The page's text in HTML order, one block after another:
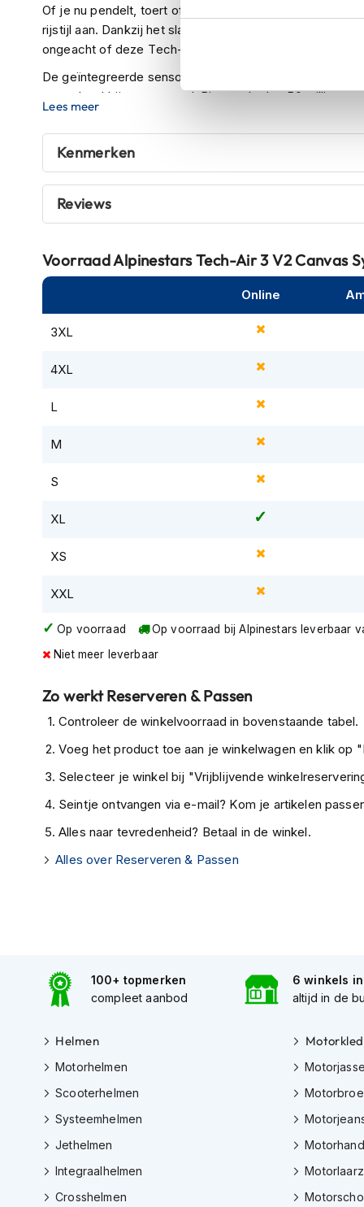
Leren
motorjassen
motorjassen
Gore-
Tex
motorjassen
motorbroeken
motorbroeken
motorbroeken
Waterdichte
motorbroeken
Gore-
motorbroeken
Kevlar
Cargo
Heren
motorpak
Eendelig
motorpak
Tweedelig
motorpak
helmmutsen
Motorsokken
Nekwarmers
windcollars
Verwarmde
Protectie
Of je nu pendelt, toert of lichte off-road avonturen
rijstijl aan. Dankzij het slanke ontwerp draag je het vest
ongeacht of deze Tech-Air® Ready is of niet.
De geïntegreerde sensortechnologie analyseert continu
razendsnel bij een ongeval. Binnen slechts 50
ruim op tijd om ernstige letsels te voorkomen.
De algoritmes zijn gebaseerd op miljoenen kilometers
beschermt bij frontale botsingen – met bewezen
volgens het Dolomiticert Protocol.
De waterbestendige behuizing van zowel het vest als
Via het LED-display blijf je direct op de hoogte van de
koppeling met de Tech-Air® app beheer je eenvoudig
De Tech-Air® 3 V2 is het ideale airbagvest voor rijders
Lees meer
Kenmerken
Reviews
VoorraadAlpinestars Tech-Air 3 V2 Canvas
Online
3XL
4XL
L
M
S
XL
XS
XXL
Op voorraad Op voorraad bij Alpinestars leverbaar
Niet meer leverbaar
Zo werkt Reserveren & Passen
Controleer de winkelvoorraad in bovenstaande tabel.
Voeg het product toe aan je winkelwagen en klik op
Selecteer je winkel bij "Vrijblijvende
Seintje ontvangen via e-mail? Kom je artikelen
Alles naar tevredenheid? Betaal in de winkel.
Alles over Reserveren & Passen
100+ topmerken
compleet aanbod
6 winkels in
altijd in de
Helmen
Motorhelmen
Scooterhelmen
Systeemhelmen
Jethelmen
Integraalhelmen
Crosshelmen